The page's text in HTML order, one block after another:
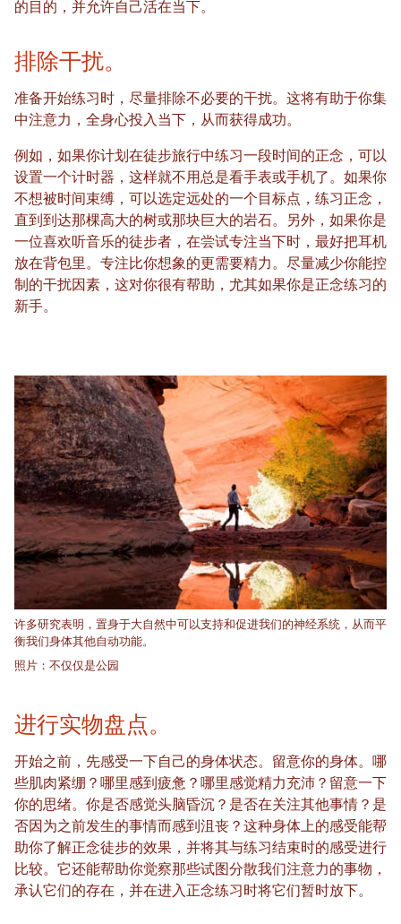
的目的，并允许自己活在当下。
排除干扰。
准备开始练习时，尽量排除不必要的干扰。这将有助于你集
中注意力，全身心投入当下，从而获得成功。
例如，如果你计划在徒步旅行中练习一段时间的正念，可以
设置一个计时器，这样就不用总是看手表或手机了。如果你
不想被时间束缚，可以选定远处的一个目标点，练习正念，
直到到达那棵高大的树或那块巨大的岩石。另外，如果你是
一位喜欢听音乐的徒步者，在尝试专注当下时，最好把耳机
放在背包里。专注比你想象的更需要精力。尽量减少你能控
制的干扰因素，这对你很有帮助，尤其如果你是正念练习的
新手。
许多研究表明，置身于大自然中可以支持和促进我们的神经系统，从而平
衡我们身体其他自动功能。
照片：不仅仅是公园
进行实物盘点。
开始之前，先感受一下自己的身体状态。留意你的身体。哪
些肌肉紧绷？哪里感到疲惫？哪里感觉精力充沛？留意一下
你的思绪。你是否感觉头脑昏沉？是否在关注其他事情？是
否因为之前发生的事情而感到沮丧？这种身体上的感受能帮
助你了解正念徒步的效果，并将其与练习结束时的感受进行
比较。它还能帮助你觉察那些试图分散我们注意力的事物，
承认它们的存在，并在进入正念练习时将它们暂时放下。